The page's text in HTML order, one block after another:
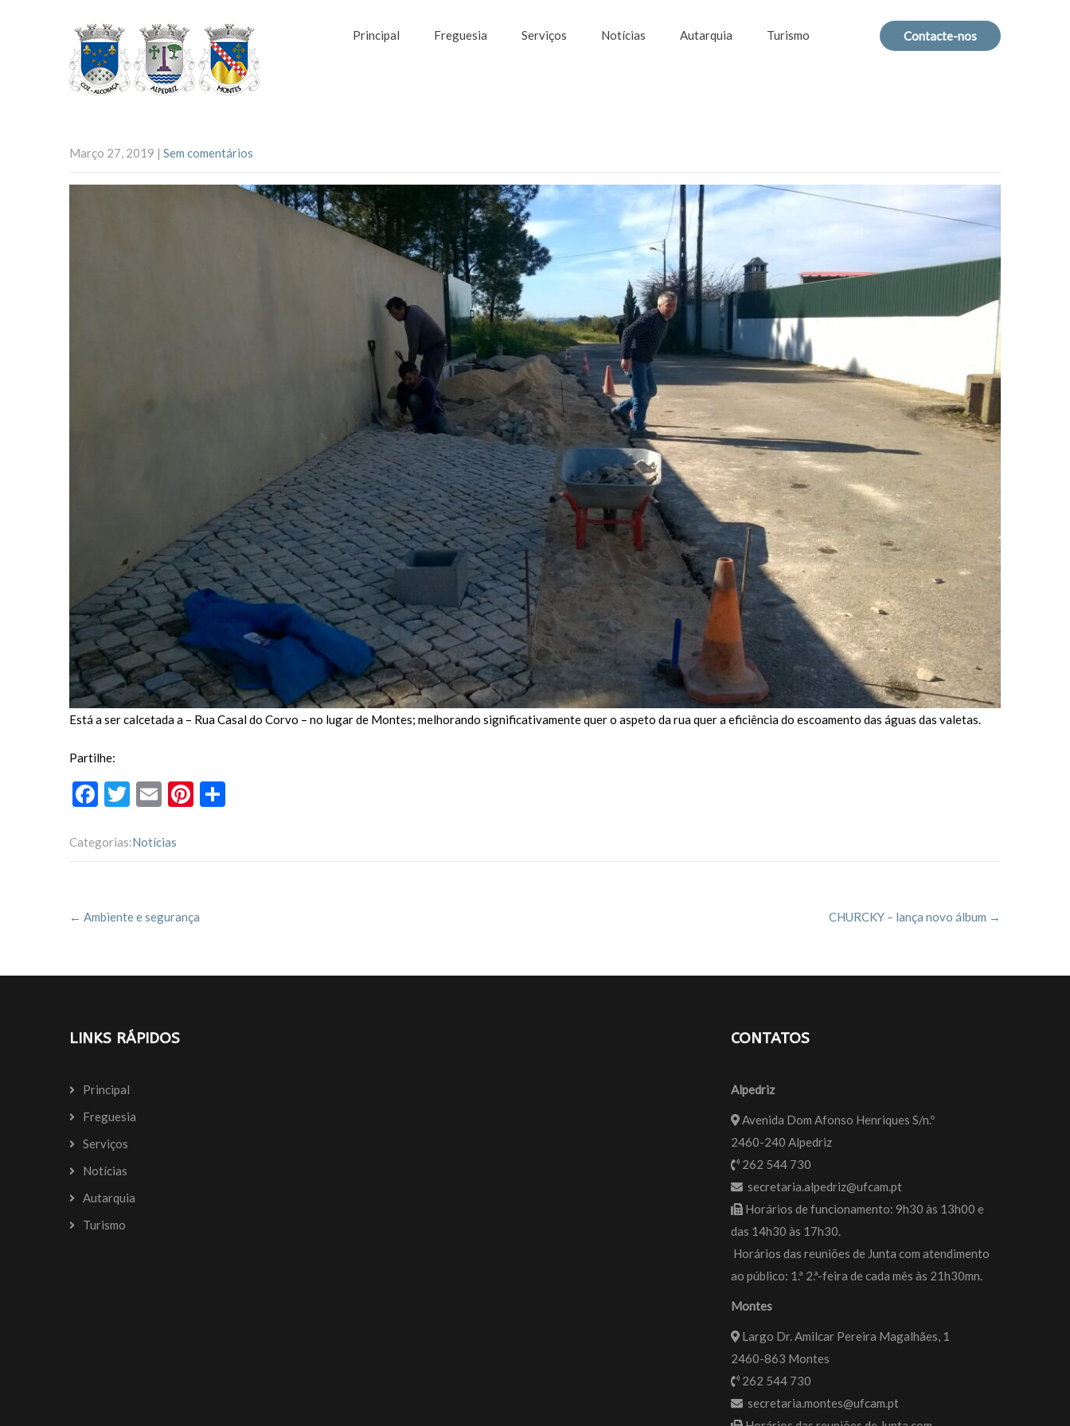
Contacte-nos
Principal Freguesia Serviços Notícias Autarquia Turismo
Março 27, 2019 | Sem comentários
Está a ser calcetada a – Rua Casal do Corvo – no lugar de Montes; melhorando significativamente quer o aspeto da rua quer a eficiência do escoamento das águas das valetas.
Partilhe:
F
e
o
T
itt
E
ai
Pi
Categorias:Notícias
navigation
← Ambiente e segurança CHURCKY – lança novo álbum →
LINKS RÁPIDOS
Principal
Freguesia
Serviços
Notícias
Autarquia
Turismo
CONTATOS
Alpedriz
Avenida Dom Afonso Henriques S/n.º
2460-240 Alpedriz
262 544 730
secretaria.alpedriz@ufcam.pt
Horários de funcionamento: 9h30 às 13h00 e
das 14h30 às 17h30.
Horários das reuniões de Junta com atendimento
ao público: 1.ª 2.ª-feira de cada mês às 21h30mn.
Montes
Largo Dr. Amilcar Pereira Magalhães, 1
2460-863 Montes
262 544 730
secretaria.montes@ufcam.pt